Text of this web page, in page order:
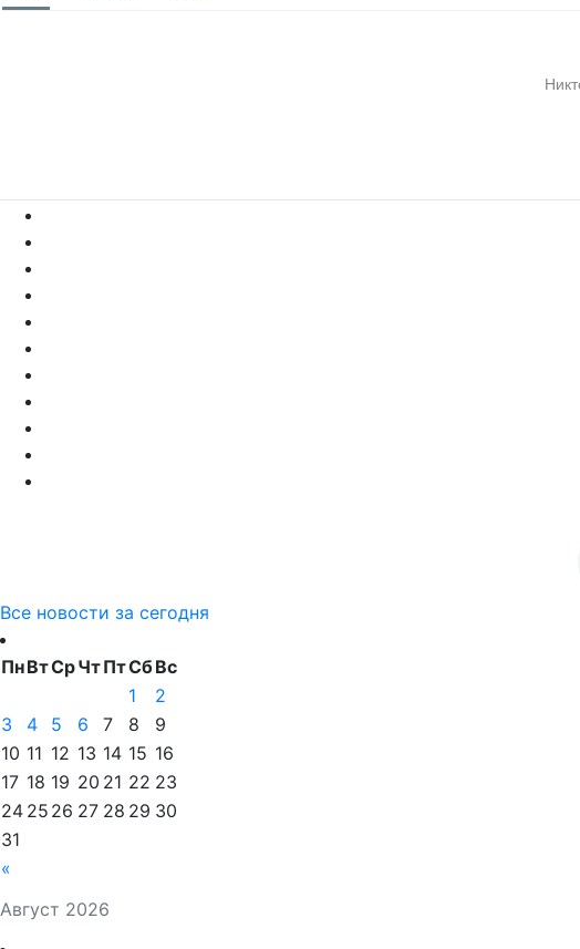
Все новости за сегодня
Август 2026
ПнВтСрЧтПтСбВс
«
1
2
3
4 5 6 7 8
9
10 11 12 13 14 15 16
17 18 19 20 21 22 23
24 25 26 27 28 29 30
31